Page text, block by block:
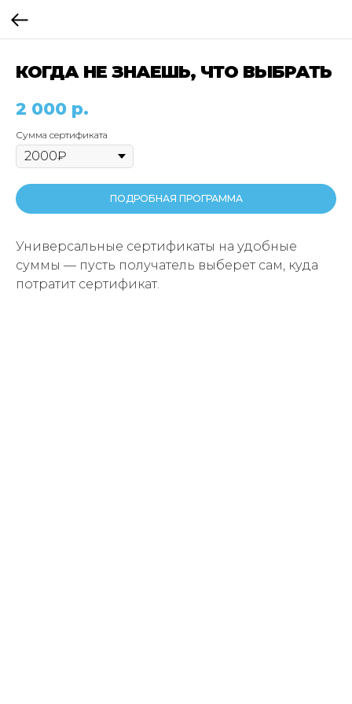
КОГДА НЕ ЗНАЕШЬ, ЧТО ВЫБРАТЬ
2 000 р.
Сумма сертификата
ПОДРОБНАЯ ПРОГРАММА
Универсальные сертификаты на удобные
суммы — пусть получатель выберет сам, куда
потратит сертификат.